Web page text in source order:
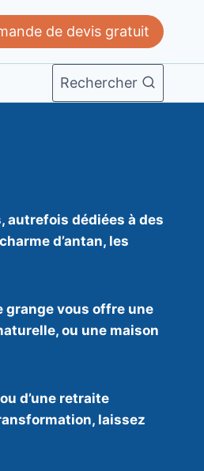
de devis gratuit
Rechercher
autrefois dédiées à des
d’antan, les
grange vous offre une
ou une maison
d’une retraite
laissez